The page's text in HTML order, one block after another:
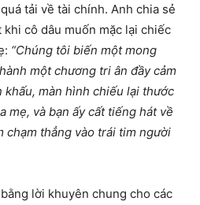
tải về tài chính. Anh chia sẻ
cô dâu muốn mặc lại chiếc
“Chúng tôi biến một mong
một chương tri ân đầy cảm
khấu, màn hình chiếu lại thước
mẹ, và bạn ấy cất tiếng hát về
chạm thẳng vào trái tim người
lời khuyên chung cho các